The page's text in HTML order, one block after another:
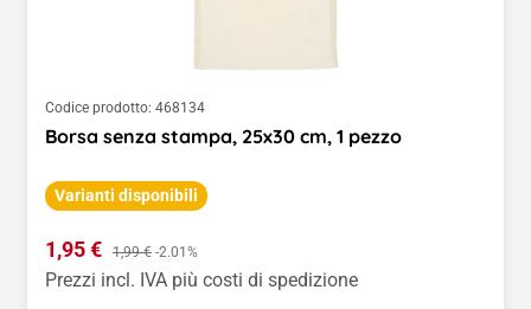
Codice prodotto: 468134
Borsa senza stampa, 25x30 cm, 1 pezzo
Varianti disponibili
Prezzo di vendita:
1,95 € Prezzo normale:
1,99 € -2.01%
Prezzi incl. IVA più costi di spedizione